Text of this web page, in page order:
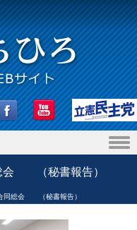
会 （秘書報告）
同総会 （秘書報告）